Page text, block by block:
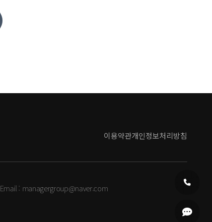
이용약관개인정보처리방침
Email : managergroup@naver.com